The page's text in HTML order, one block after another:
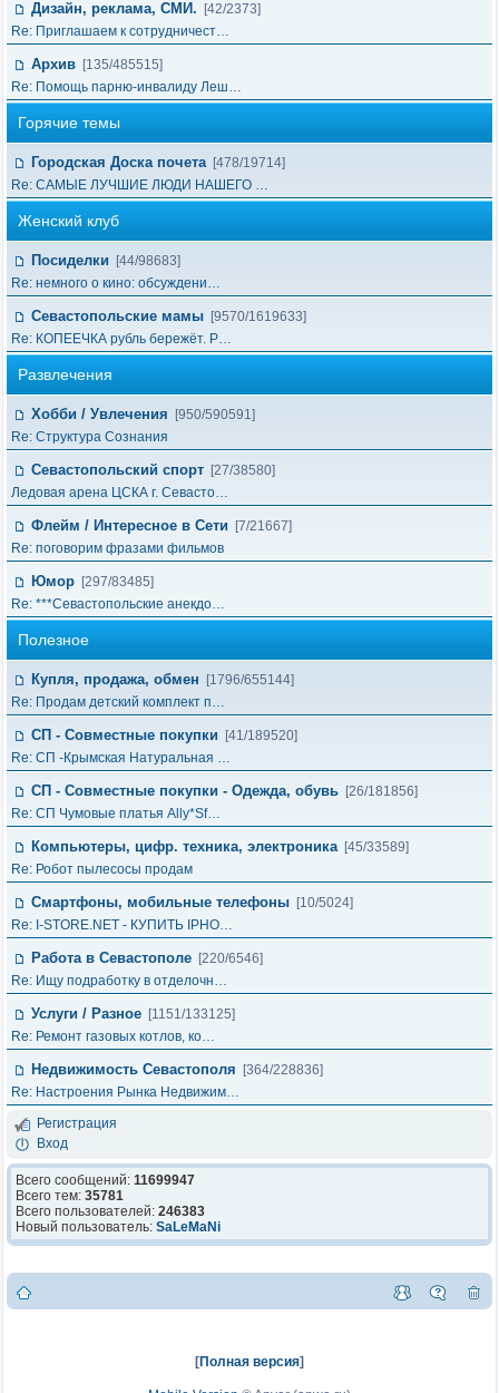
Дизайн, реклама, СМИ.
[42/2373]
Re: Приглашаем к сотрудничест…
Архив [135/485515]
Re: Помощь парню-инвалиду Леш…
Горячие темы
Городская Доска почета [478/19714]
Re: САМЫЕ ЛУЧШИЕ ЛЮДИ НАШЕГО …
Женский клуб
Посиделки
[44/98683]
Re: немного о кино: обсуждени…
Севастопольские мамы [9570/1619633]
Re: КОПЕЕЧКА рубль бережёт. Р…
Развлечения
Хобби / Увлечения
[950/590591]
Re: Структура Сознания
Севастопольский спорт [27/38580]
Ледовая арена ЦСКА г. Севасто…
Флейм / Интересное в Cети
[7/21667]
Re: поговорим фразами фильмов
Юмор [297/83485]
Re: ***Севастопольские анекдо…
Полезное
Купля, продажа, обмен
[1796/655144]
Re: Продам детский комплект п…
СП - Совместные покупки
[41/189520]
Re: СП -Крымская Натуральная …
СП - Совместные покупки - Одежда, обувь [26/181856]
Re: СП Чумовые платья Ally*Sf…
Компьютеры, цифр. техника, электроника [45/33589]
Re: Робот пылесосы продам
Смартфоны, мобильные телефоны [10/5024]
Re: I-STORE.NET - КУПИТЬ IPHO…
Работа в Севастополе [220/6546]
Re: Ищу подработку в отделочн…
Услуги / Разное [1151/133125]
Re: Ремонт газовых котлов, ко…
Недвижимость Севастополя
[364/228836]
Re: Настроения Рынка Недвижим…
Регистрация
Вход
Всего сообщений: 11699947
Всего тем: 35781
Всего пользователей: 246383
Новый пользователь: SaLeMaNi
[Полная версия]